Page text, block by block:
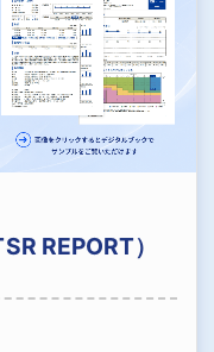
REPORT）